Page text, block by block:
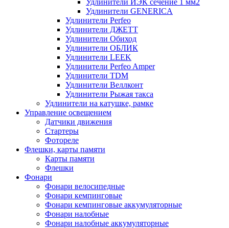
Удлинители ИЭК сечение 1 мм2
Удлинители GENERICA
Удлинители Perfeo
Удлинители ДЖЕТТ
Удлинители Обиход
Удлинители ОБЛИК
Удлинители LEEK
Удлинители Perfeo Amper
Удлинители TDM
Удлинители Веллконт
Удлинители Рыжая такса
Удлинители на катушке, рамке
Управление освещением
Датчики движения
Стартеры
Фотореле
Флешки, карты памяти
Карты памяти
Флешки
Фонари
Фонари велосипедные
Фонари кемпинговые
Фонари кемпинговые аккумуляторные
Фонари налобные
Фонари налобные аккумуляторные